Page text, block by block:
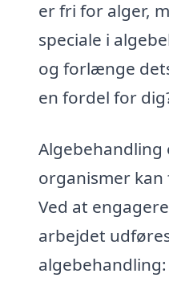
er fri for alger,
speciale i
og forlænge
en fordel for
Algebehandling
organismer
Ved at
arbejdet
algebehandling: